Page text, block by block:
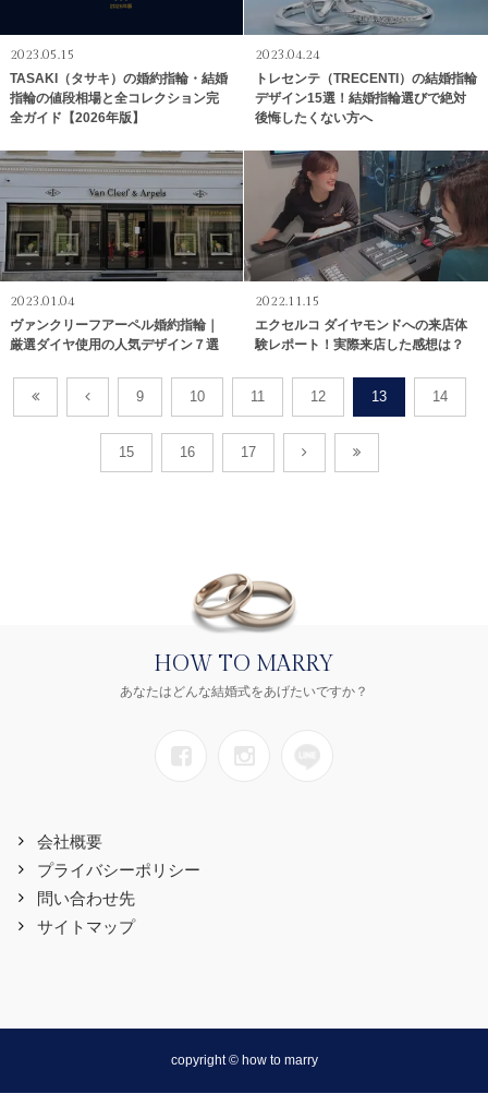
2023.05.15
TASAKI（タサキ）の婚約指輪・結婚
指輪の値段相場と全コレクション完
全ガイド【2026年版】
2023.04.24
トレセンテ（TRECENTI）の結婚指輪
デザイン15選！結婚指輪選びで絶対
後悔したくない方へ
2023.01.04
ヴァンクリーフアーペル婚約指輪｜
厳選ダイヤ使用の人気デザイン７選
2022.11.15
エクセルコ ダイヤモンドへの来店体
験レポート！実際来店した感想は？
9 10 11 12 13 14
15 16 17
HOW TO MARRY
あなたはどんな結婚式をあげたいですか？
会社概要
プライバシーポリシー
問い合わせ先
サイトマップ
copyright © how to marry